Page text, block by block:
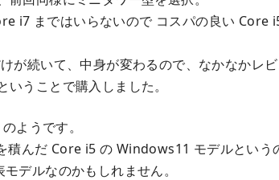
i7 まではいらないので コスパの良い Core
が続いて、中身が変わるので、なかなかレ
うことで購入しました。
のようです。
積んだ Core i5 の Windows11 モデルという
デルなのかもしれません。